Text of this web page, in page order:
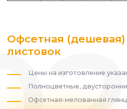
Офсетная (дешевая)
листовок
Цены на изготовление
Полноцветные,
Офсетная-мелованная